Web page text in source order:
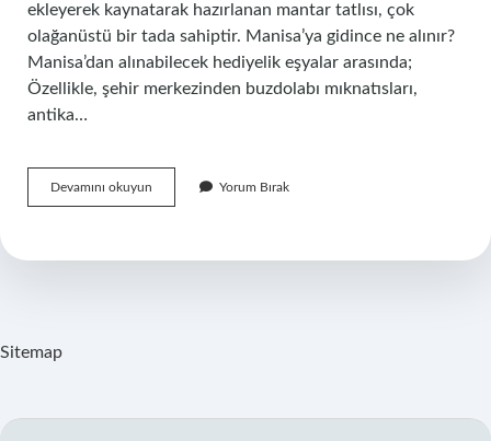
ekleyerek kaynatarak hazırlanan mantar tatlısı, çok
olağanüstü bir tada sahiptir. Manisa’ya gidince ne alınır?
Manisa’dan alınabilecek hediyelik eşyalar arasında;
Özellikle, şehir merkezinden buzdolabı mıknatısları,
antika…
Devamını okuyun Şehzadeler
Neyi
Yorum Bırak
Sitemap